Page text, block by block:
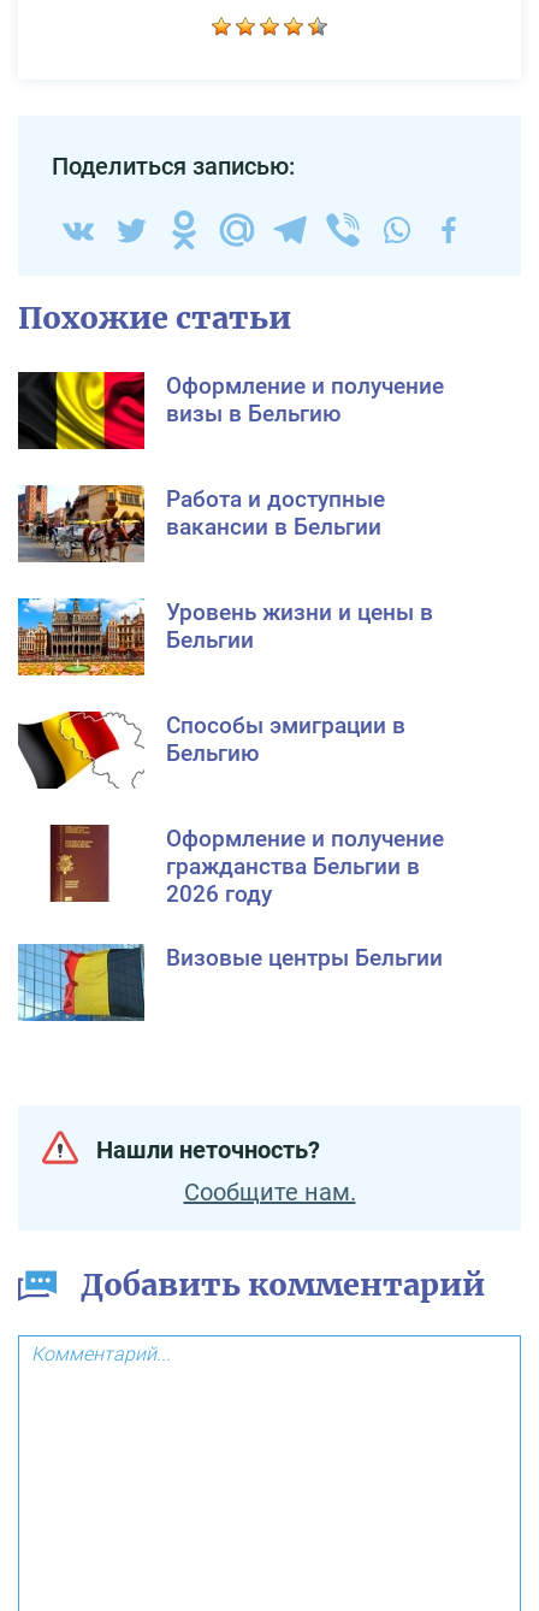
Поделиться записью:
Похожие статьи
Оформление и получение
визы в Бельгию
Работа и доступные
вакансии в Бельгии
Уровень жизни и цены в
Бельгии
Способы эмиграции в
Бельгию
Оформление и получение
гражданства Бельгии в
2026 году
Визовые центры Бельгии
Нашли неточность?
Сообщите нам.
Добавить комментарий